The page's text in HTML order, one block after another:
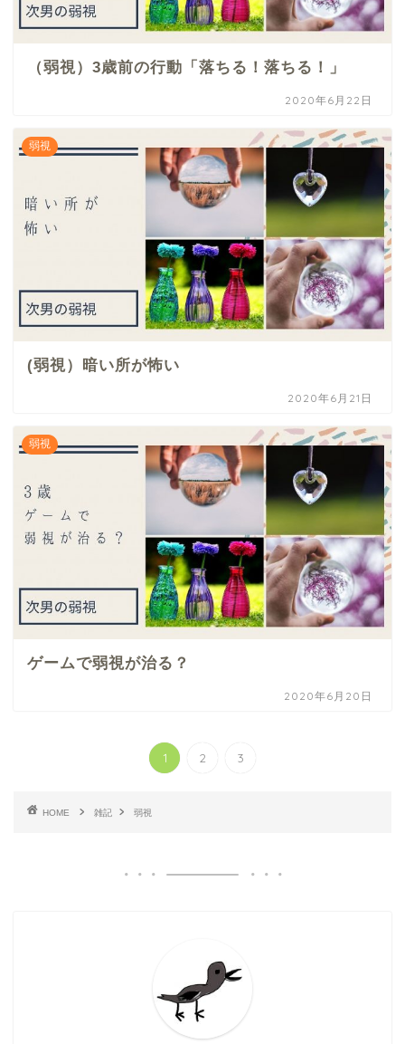
（弱視）3歳前の行動「落ちる！落ちる！」
2020年6月22日
弱視
(弱視）暗い所が怖い
2020年6月21日
弱視
ゲームで弱視が治る？
2020年6月20日
1 2 3
HOME 雑記 弱視